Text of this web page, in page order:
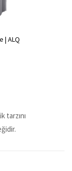
| ALQ
tarzını